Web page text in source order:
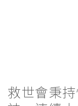
救世會秉